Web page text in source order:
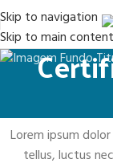
Skip to navigation
Skip to main content
Lorem ipsum
tellus, luctus